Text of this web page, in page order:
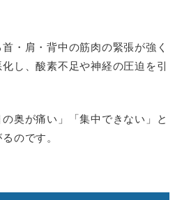
・肩・背中の筋肉の緊張が強く
し、酸素不足や神経の圧迫を引
奥が痛い」「集中できない」と
のです。